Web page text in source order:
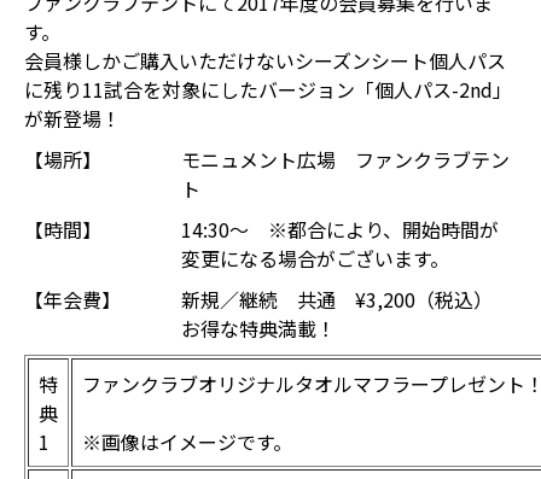
す。
会員様しかご購入いただけないシーズンシート個人パス
に残り11試合を対象にしたバージョン「個人パス-2nd」
が新登場！
【場所】
モニュメント広場 ファンクラブテン
ト
【時間】
14:30～ ※都合により、開始時間が
変更になる場合がございます。
【年会費】
新規／継続 共通 ¥3,200（税込）
お得な特典満載！
特
典
1
ファンクラブオリジナルタオルマフラープレゼント
※画像はイメージです。